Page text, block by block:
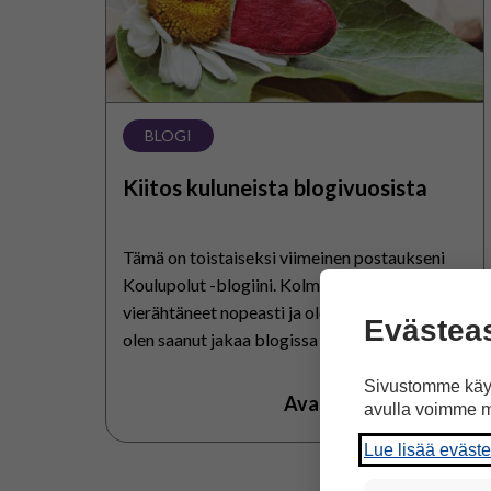
BLOGI
Kiitos kuluneista blogivuosista
Tämä on toistaiseksi viimeinen postaukseni
Koulupolut -blogiini. Kolme blogivuotta on
vierähtäneet nopeasti ja olen kiitollinen, että
olen saanut jakaa blogissa kokemuksiani,
ja toiminta-alueittain opetuksesta. Nyt…
Avaa artikkeli
Sivustomme
avulla voimme
Lue lisää